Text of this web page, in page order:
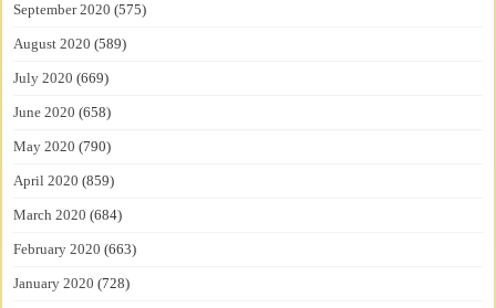
September 2020 (575)
August 2020 (589)
July 2020 (669)
June 2020 (658)
May 2020 (790)
April 2020 (859)
March 2020 (684)
February 2020 (663)
January 2020 (728)